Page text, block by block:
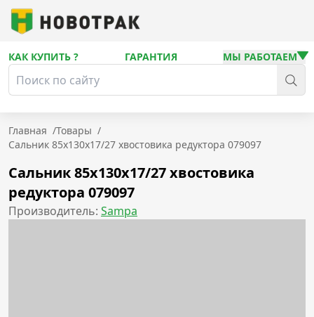
КАК КУПИТЬ ? ГАРАНТИЯ МЫ РАБОТАЕМ
Главная /Товары /
Сальник 85x130x17/27 хвостовика редуктора 079097
Сальник 85x130x17/27 хвостовика
редуктора 079097
Производитель: Sampa